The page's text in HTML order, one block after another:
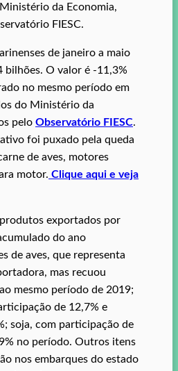
da Economia,
FIESC.
de janeiro a maio
bilhões. O valor é -11,3%
no mesmo período em
do Ministério da
pelo Observatório FIESC.
foi puxado pela queda
de aves, motores
motor. Clique aqui e veja
exportados por
do ano
de aves, que representa
mas recuou
mesmo período de 2019;
de 12,7% e
soja, com participação de
no período. Outros itens
nos embarques do estado